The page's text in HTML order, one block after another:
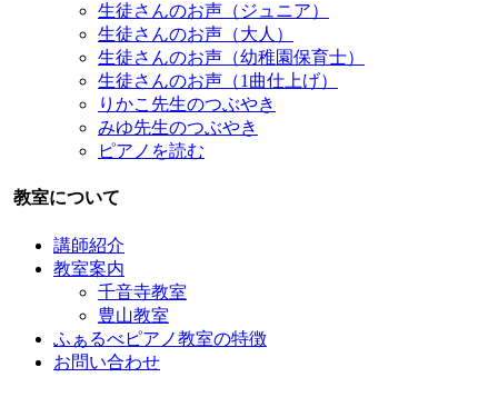
生徒さんのお声（ジュニア）
生徒さんのお声（大人）
生徒さんのお声（幼稚園保育士）
生徒さんのお声（1曲仕上げ）
りかこ先生のつぶやき
みゆ先生のつぶやき
ピアノを読む
教室について
講師紹介
教室案内
千音寺教室
豊山教室
ふぁるべピアノ教室の特徴
お問い合わせ